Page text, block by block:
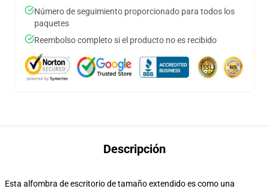
Número de seguimiento proporcionado para todos los
paquetes
Reembolso completo si el producto no es recibido
Descripción
Esta alfombra de escritorio de tamaño extendido es como una